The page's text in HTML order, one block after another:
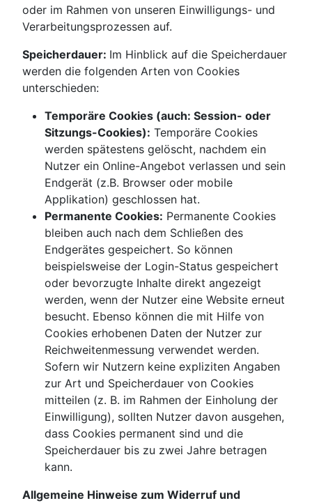
oder im Rahmen von unseren Einwilligungs- und
Verarbeitungsprozessen auf.
Speicherdauer: Im Hinblick auf die Speicherdauer
werden die folgenden Arten von Cookies
unterschieden:
Temporäre Cookies (auch: Session- oder
Sitzungs-Cookies): Temporäre Cookies
werden spätestens gelöscht, nachdem ein
Nutzer ein Online-Angebot verlassen und sein
Endgerät (z.B. Browser oder mobile
Applikation) geschlossen hat.
Permanente Cookies: Permanente Cookies
bleiben auch nach dem Schließen des
Endgerätes gespeichert. So können
beispielsweise der Login-Status gespeichert
oder bevorzugte Inhalte direkt angezeigt
werden, wenn der Nutzer eine Website erneut
besucht. Ebenso können die mit Hilfe von
Cookies erhobenen Daten der Nutzer zur
Reichweitenmessung verwendet werden.
Sofern wir Nutzern keine expliziten Angaben
zur Art und Speicherdauer von Cookies
mitteilen (z. B. im Rahmen der Einholung der
Einwilligung), sollten Nutzer davon ausgehen,
dass Cookies permanent sind und die
Speicherdauer bis zu zwei Jahre betragen
kann.
Allgemeine Hinweise zum Widerruf und